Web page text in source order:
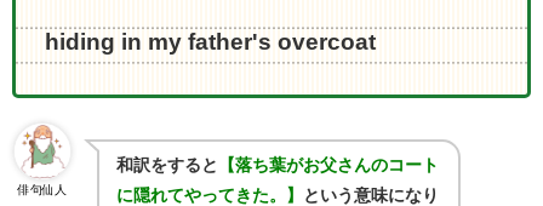
hiding in my father's overcoat
俳句仙人
和訳をすると
【落ち葉がお父さんのコート
に隠れてやってきた。】
という意味になり